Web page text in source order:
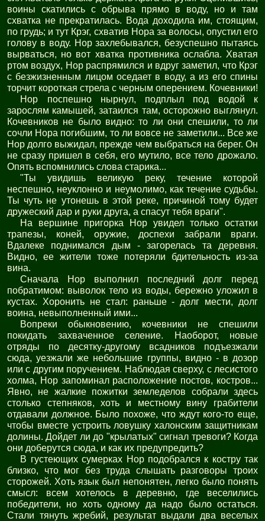
воины скатились с обрыва прямо в воду, но и там
схватка не прекратилась. Вода доходила им, стоящим,
по грудь; и тут Крэг, схватив Нора за волосы, опустил его
голову в воду. Нор захлебывался, безуспешно пытаясь
вырваться, но вот хватка противника ослабла. Хватая
ртом воздух, Нор распрямился и вдруг заметил, что Крэг
с безжизненным лицом оседает в воду, а из его спины
торчит короткая стрела с черным оперением. Кочевники!
Нор поспешно нырнул, подплыл под водой к
зарослям камышей, затаился там, осторожно выглянул.
Кочевников не было видно: то ли они спешили, то ли
сочли Нора погибшим, то ли вовсе не заметили... Все же
Нор долго выжидал, прежде чем выбраться на берег. Он
не сразу пришел в себя, его мутило, все тело дрожало.
Опять вспомнились слова старика...
"Ты увидишь великую реку, течение которой
неспешно, неуклонно и неумолимо, как течение судьбы.
Ты чуть не утонешь в этой реке, причиной тому будет
дружеский дар и руки друга, а спасут тебя враги".
На вершине пригорка Нор увидел только остатки
трапезы, коней, оружие, доспехи забрали враги.
Вдалеке поднимался дым - загорелась та деревня.
Видно, ее жители тоже потеряли бдительность из-за
вина.
Сначала Нор выполнил последний долг перед
побратимом: выволок тело из воды, бережно уложил в
кустах. Хоронить не стал: раньше - долг мести, долг
воина, невыполненный ими...
Вопреки обыкновению, кочевники не спешили
покидать захваченное селение. Наоборот, новые
отряды по десятку-другому всадников подъезжали
сюда, уезжали же небольшие группы, видно - в дозор
или с другим поручением. Наблюдая сверху, с лесистого
холма, Нор запоминал расположение постов, костров...
Явно, не жалкие пожитки земледелов собрали здесь
столько степняков, хоть и местному вину грабители
отдавали должное. Было похоже, что ждут кого-то еще,
чтобы вместе устроить ловушку халонским защитникам
долины. Дойдет ли до "крылатых" сигнал тревоги? Когда
они доберутся сюда, и как их предупредить?
В густеющих сумерках Нор подобрался к костру так
близко, что мог без труда слышать разговоры троих
сторожей. Хоть язык был непонятен, легко было понять
смысл: всем хотелось в деревню, где веселились
победители, но хоть одному да надо было остаться.
Стали тянуть жребий, результат выдали два веселых